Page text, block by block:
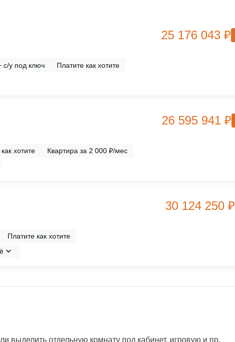
с/у под ключ
Платите как хотите
25 176 043 ₽
хотите
Квартира за 2 000 ₽/мес
26 595 941 ₽
Платите как хотите
30 124 250 ₽
выделить отдельную комнату под кабинет, игровую и пр.